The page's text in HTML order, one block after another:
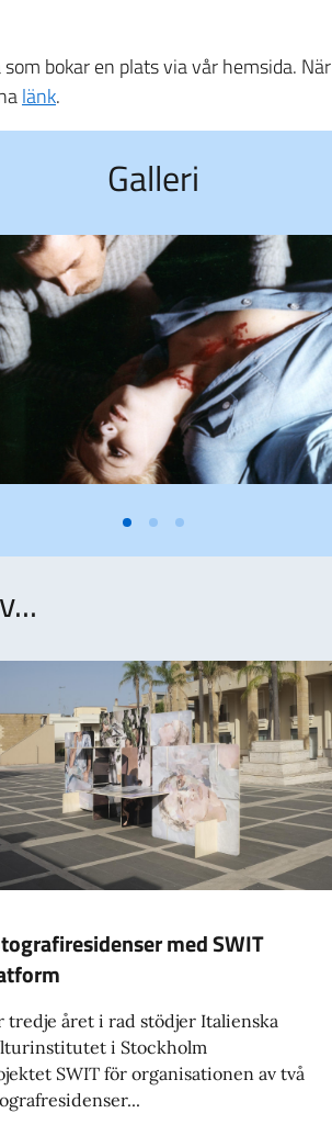
bokar en plats via vår hemsida. När
länk.
Galleri
med SWIT
tredje året i rad stödjer Italienska
i Stockholm
SWIT för organisationen av två